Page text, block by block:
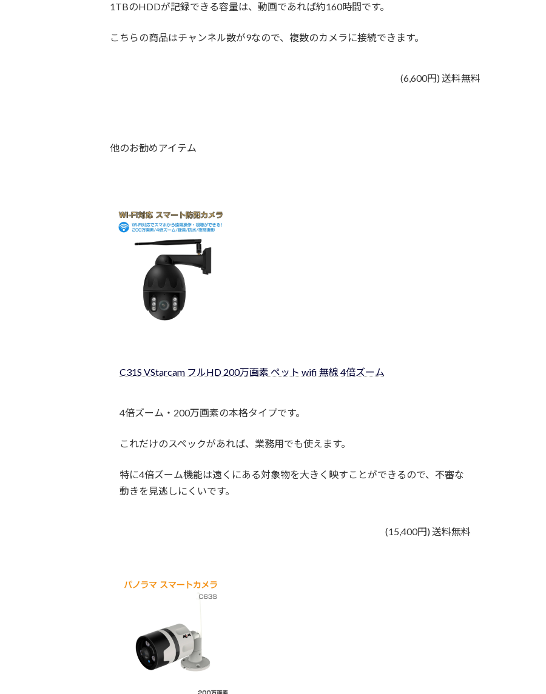
1TBのHDDが記録できる容量は、動画であれば約160時間です。
こちらの商品はチャンネル数が9なので、複数のカメラに接続できます。
(6,600円) 送料無料
他のお勧めアイテム
C31S VStarcam フルHD 200万画素 ペット wifi 無線 4倍ズーム
4倍ズーム・200万画素の本格タイプです。
これだけのスペックがあれば、業務用でも使えます。
特に4倍ズーム機能は遠くにある対象物を大きく映すことができるので、不審な
動きを見逃しにくいです。
(15,400円) 送料無料